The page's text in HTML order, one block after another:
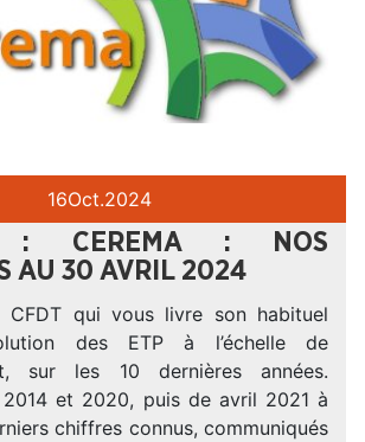
16Oct.2024
: CEREMA : NOS
AU 30 AVRIL 2024
CFDT qui vous livre son habituel
des ETP à l’échelle de
sur les 10 dernières années.
2014 et 2020, puis de avril 2021 à
chiffres connus, communiqués